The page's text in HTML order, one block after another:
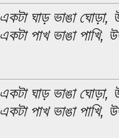
একটা ঘাড় ভাঙা ঘোড়া,
একটা পাখ ভাঙা পাখি,
একটা ঘাড় ভাঙা ঘোড়া,
একটা পাখ ভাঙা পাখি,